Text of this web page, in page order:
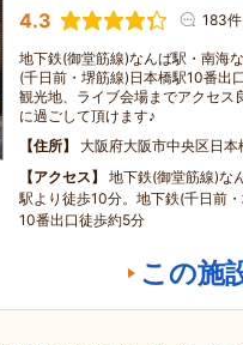
4.3 183件
地下鉄(御堂筋線)なんば駅・南海
(千日前・堺筋線)日本橋駅10番出
観光地、ライブ会場までアクセス
に過ごして頂けます♪
住所
大阪府大阪市中央区日
アクセス
地下鉄(御堂筋線)な
駅より徒歩10分。地下鉄(千日前
10番出口徒歩約5分
この施